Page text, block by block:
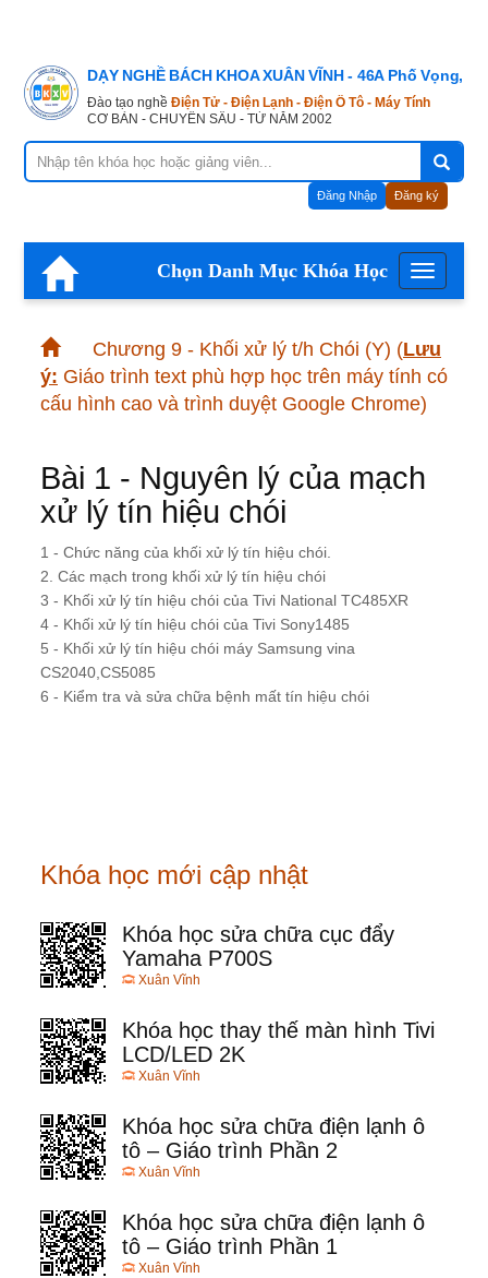
DẠY NGHỀ BÁCH KHOA XUÂN VĨNH - 46A Phố Vọng,
Đào tạo nghề Điện Tử - Điện Lạnh - Điện Ô Tô - Máy Tính
CƠ BẢN - CHUYÊN SÂU - TỪ NĂM 2002
Đăng Nhập Đăng ký
Menu
Chọn Danh Mục Khóa Học
Chương 9 - Khối xử lý t/h Chói (Y) (Lưu
ý: Giáo trình text phù hợp học trên máy tính có
cấu hình cao và trình duyệt Google Chrome)
Bài 1 - Nguyên lý của mạch
xử lý tín hiệu chói
1 - Chức năng của khối xử lý tín hiệu chói.
2. Các mạch trong khối xử lý tín hiệu chói
3 - Khối xử lý tín hiệu chói của Tivi National TC485XR
4 - Khối xử lý tín hiệu chói của Tivi Sony1485
5 - Khối xử lý tín hiệu chói máy Samsung vina
CS2040,CS5085
6 - Kiểm tra và sửa chữa bệnh mất tín hiệu chói
Khóa học mới cập nhật
Khóa học sửa chữa cục đẩy
Yamaha P700S
Xuân Vĩnh
Khóa học thay thế màn hình Tivi
LCD/LED 2K
Xuân Vĩnh
Khóa học sửa chữa điện lạnh ô
tô – Giáo trình Phần 2
Xuân Vĩnh
Khóa học sửa chữa điện lạnh ô
tô – Giáo trình Phần 1
Xuân Vĩnh